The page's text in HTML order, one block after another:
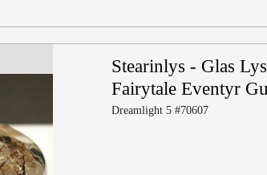
Stearinlys - Glas
Fairytale Eventyr
Dreamlight 5 #70607